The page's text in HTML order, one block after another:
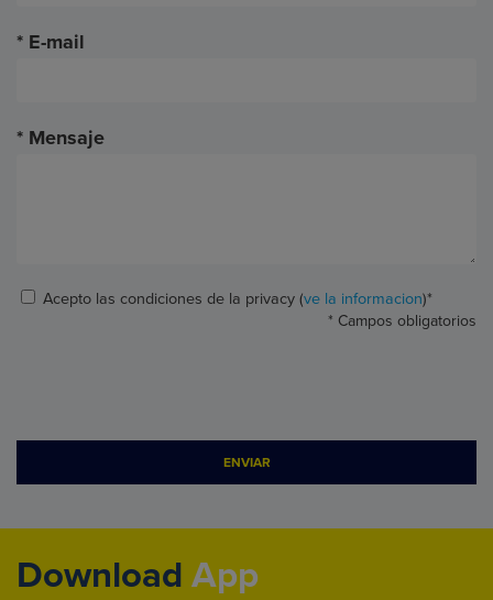
E-mail
Mensaje
Acepto las condiciones de la privacy (ve la informacion)*
* Campos obligatorios
ENVIAR
Download App